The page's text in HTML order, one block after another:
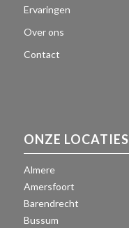
Ervaringen
Over ons
Contact
ONZE LOCATIES
Almere
Amersfoort
Barendrecht
Bussum